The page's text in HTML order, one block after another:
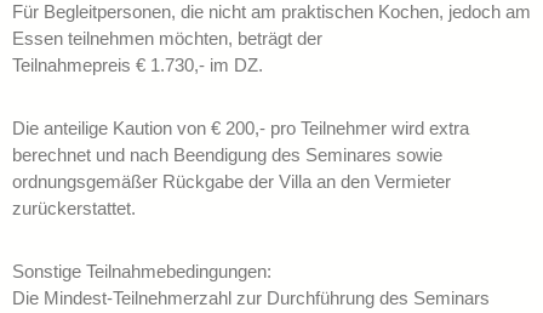
Für Begleitpersonen, die nicht am praktischen Kochen, jedoch am
Essen teilnehmen möchten, beträgt der
Teilnahmepreis € 1.730,- im DZ.
Die anteilige Kaution von € 200,- pro Teilnehmer wird extra
berechnet und nach Beendigung des Seminares sowie
ordnungsgemäßer Rückgabe der Villa an den Vermieter
zurückerstattet.
Sonstige Teilnahmebedingungen:
Die Mindest-Teilnehmerzahl zur Durchführung des Seminars